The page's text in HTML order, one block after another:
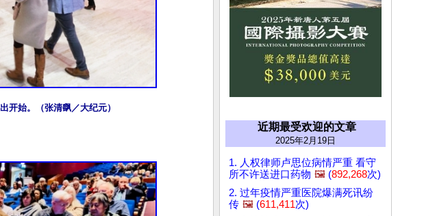
开始。（张清飖／大纪元）
近期最受欢迎的文章
2025年2月19日
1. 人权律师卢思位病情严重 看守
所不许送进口药物 🖼️ (892,268次)
2. 过年疫情严重医院爆满死讯纷
传 🖼️ (611,411次)